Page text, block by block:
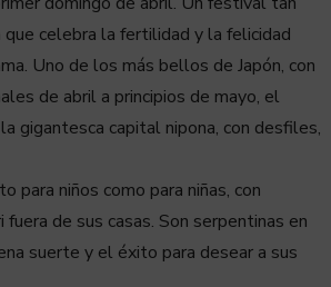
celebra la fertilidad y la felicidad
Uno de los más bellos de Japón, con
de abril a principios de mayo, el
gigantesca capital nipona, con desfiles,
para niños como para niñas, con
de sus casas. Son serpentinas en
suerte y el éxito para desear a sus